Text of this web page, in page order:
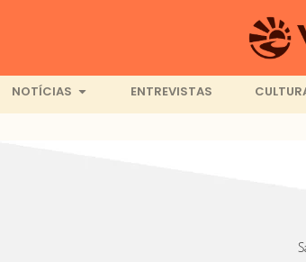
NOTÍCIAS ENTREVISTAS